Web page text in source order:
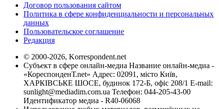
Договор пользования сайтом
Политика в сфере конфиденциальности и персональных
данных
Пользовательское соглашение
Редакция
© 2000-2026, Korrespondent.net
Субъект в сфере онлайн-медиа Название онлайн-медиа -
«КореспонденТ.net» Адрес: 02091, місто Київ,
ХАРКІВСЬКЕ ШОСЕ, будинок 172-Б, офіс 208/1 E-mail:
sunlight@mediadim.com.ua Телефон: 044-205-43-00
Идентификатор медиа - R40-06068